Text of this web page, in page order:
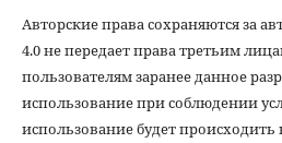
Авторские права сохраняются за
4.0 не передает права третьим
пользователям заранее данное
использование при соблюдении
использование будет происходить